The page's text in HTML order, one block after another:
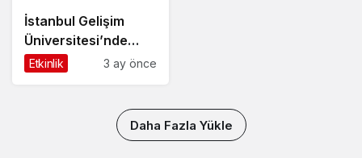
İstanbul Gelişim
Üniversitesi’nde
Dijital Markalaşma
Etkinlik 3 ay önce
Daha Fazla Yükle